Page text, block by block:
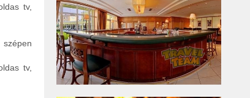
tv,
tv,